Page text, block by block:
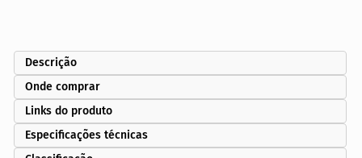
Descrição
Onde comprar
Links do produto
Especificações técnicas